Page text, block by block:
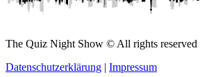
The Quiz Night Show © All rights reserved
Datenschutzerklärung | Impressum